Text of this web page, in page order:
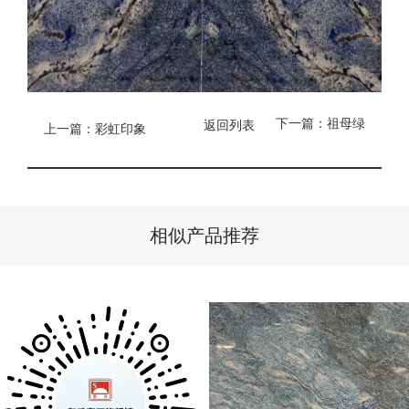
上一篇：彩虹印象 下一篇：祖母绿
返回列表
相似产品推荐